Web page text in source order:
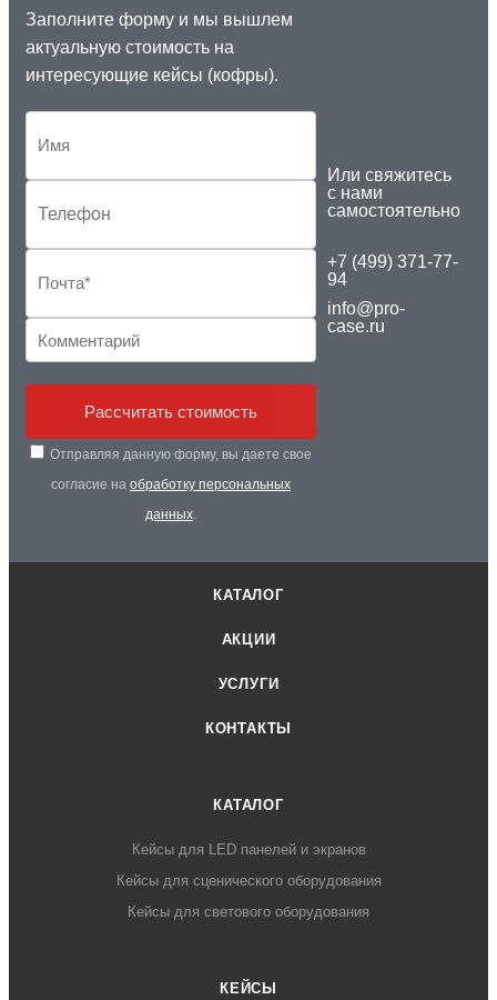
Заполните форму и мы вышлем
актуальную стоимость на
интересующие кейсы (кофры).
Рассчитать стоимость
Отправляя данную форму, вы даете свое
согласие на обработку персональных
данных.
Или свяжитесь
с нами
самостоятельно
+7 (499) 371-77-
94
info@pro-
case.ru
КАТАЛОГ
АКЦИИ
УСЛУГИ
КОНТАКТЫ
КАТАЛОГ
Кейсы для LED панелей и экранов
Кейсы для сценического оборудования
Кейсы для светового оборудования
КЕЙСЫ